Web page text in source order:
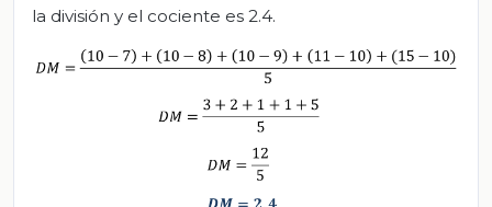
la división y el cociente es 2.4.